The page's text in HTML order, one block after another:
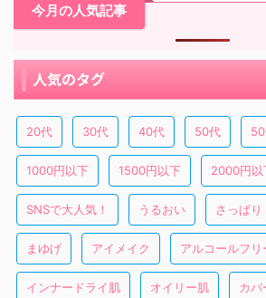
今月の人気記事
人気のタグ
20代 30代 40代 50代
1000円以下 1500円以下 2000円以
SNSで大人気！ うるおい さっぱり
まゆげ アイメイク アルコールフリ
インナードライ肌 オイリー肌 カバ